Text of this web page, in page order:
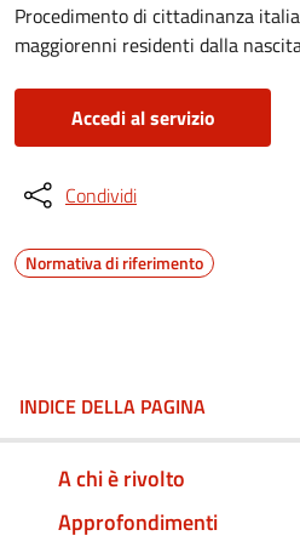
Procedimento di cittadinanza
maggiorenni residenti dalla
Accedi al servizio
Condividi
Normativa di riferimento
INDICE DELLA PAGINA
A chi è rivolto
Approfondimenti